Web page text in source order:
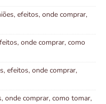
efeitos, onde comprar,
onde comprar, como
efeitos, onde comprar,
onde comprar, como tomar,